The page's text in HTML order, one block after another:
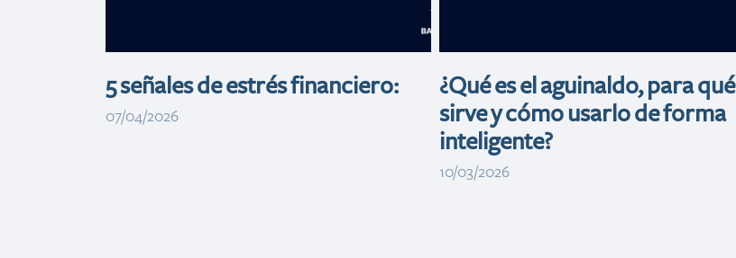
5 señales de estrés financiero:
07/04/2026
¿Qué es el aguinaldo, para qué
sirve y cómo usarlo de forma
inteligente?
10/03/2026